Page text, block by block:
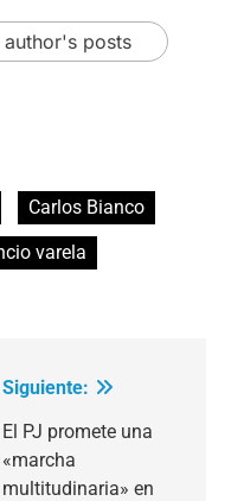
author's posts
Carlos Bianco
varela
Siguiente:
El PJ promete una
«marcha
multitudinaria» en